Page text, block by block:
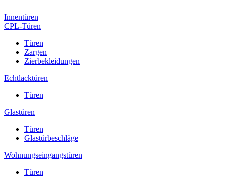
Innentüren
CPL-Türen
Türen
Zargen
Zierbekleidungen
Echtlacktüren
Türen
Glastüren
Türen
Glastürbeschläge
Wohnungseingangstüren
Türen